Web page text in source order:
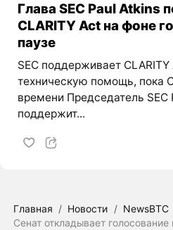
Глава SEC Paul Atkins
CLARITY Act на фоне
паузе
SEC поддерживает
техническую помощь, пока
времени Председатель SEC
поддержит...
Главная / Новости / NewsBTC
Сенат откладывает голосование